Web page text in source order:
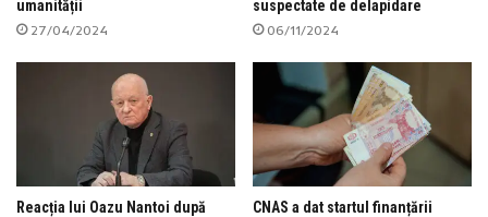
umanității
27/04/2024
suspectate de delapidare
06/11/2024
Reacția lui Oazu Nantoi după
CNAS a dat startul finanțării